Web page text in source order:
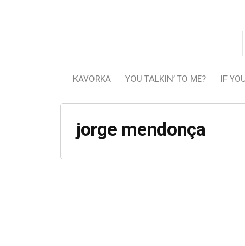
KAVORKA YOU TALKIN’ TO ME? IF
jorge mendonça